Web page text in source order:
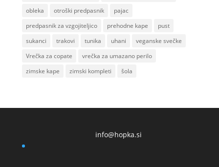
obleka
otroški predpasnik
pajac
predpasnik za vzgojiteljico
prehodne kape
pust
sukanci
trakovi tunika uhani
veganske svečke
Vrečka za copate
vrečka za umazano perilo
zimske kape
zimski kompleti šola
info@hopka.si